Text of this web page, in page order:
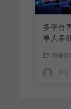
多平台
单人多
准流量
网赚指
遇见